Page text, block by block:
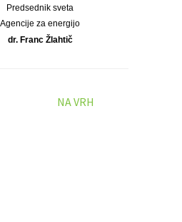
Predsednik sveta
Agencije za energijo
dr. Franc Žlahtič
NA VRH